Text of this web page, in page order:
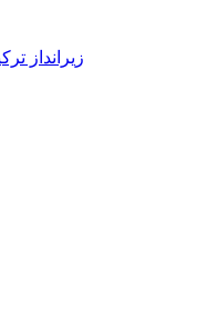
زیرانداز